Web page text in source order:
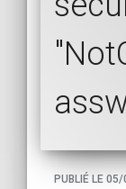
PUBLIÉ LE